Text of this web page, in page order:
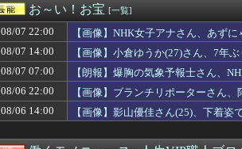
日本「輸入に頼りまくりです」高市「円安ホクホ
【恐怖】アジア系ギャングに所属していた元メン
【動画】日本を応援するチアガールの健康的下半
日本「輸入に頼りまくりです」高市「円安ホク
中国「大洪水！」三峡ダム「決壊危機」台風13
【画像】NASAが開発、着るだけで瞬時に-15℃冷
乃木坂の10月生まれってこんないるんだな！！！
【画像】誰とヤリたいかガチで見解が分かれる女
美人が相手の時と扱いが違うと嘆いている不美人
お～い！お宝 [一覧]
08/07 22:00
【画像】NHK女子アナさん、あず
08/07 14:00
【画像】小倉ゆうか(27)さん、7年
08/07 07:00
【朗報】爆胸の気象予報士さん、
08/06 22:00
【画像】ブランチリポーターさん、
08/06 14:00
【画像】影山優佳さん(25)、下着姿